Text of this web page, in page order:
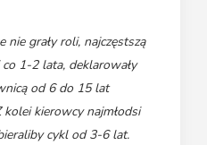
grały roli, najczęstszą
1-2 lata, deklarowały
od 6 do 15 lat
kierowcy najmłodsi
cykl od 3-6 lat.